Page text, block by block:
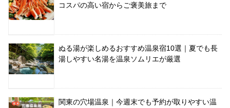
コスパの高い宿からご褒美旅まで
ぬる湯が楽しめるおすすめ温泉宿10選｜夏でも長
湯しやすい名湯を温泉ソムリエが厳選
関東の穴場温泉｜今週末でも予約が取りやすい温